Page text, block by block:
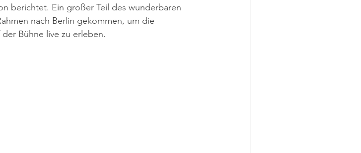
berichtet. Ein großer Teil des wunderbaren
nach Berlin gekommen, um die
Bühne live zu erleben.